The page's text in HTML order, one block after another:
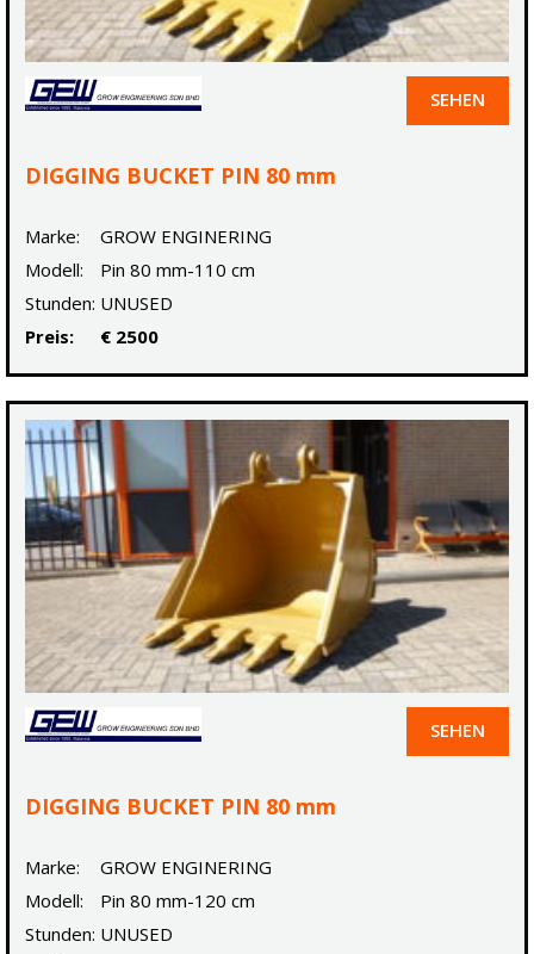
SEHEN
DIGGING BUCKET PIN 80 mm
Marke:
GROW ENGINERING
Modell:
Pin 80 mm-110 cm
Stunden: UNUSED
Preis:
€ 2500
SEHEN
DIGGING BUCKET PIN 80 mm
Marke:
GROW ENGINERING
Modell:
Pin 80 mm-120 cm
Stunden: UNUSED